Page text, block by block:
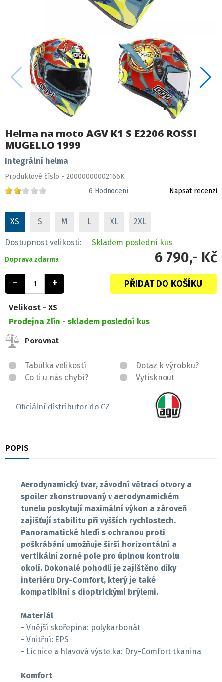
Helma na moto AGV K1 S E2206 ROSSI
MUGELLO 1999
Integrální helma
Produktové číslo - 20000000002166K
6 Hodnocení Napsat recenzi
XS S M L XL 2XL
Dostupnost velikosti: Skladem poslední kus
Doprava zdarma 6 790,- Kč
- + PŘIDAT DO KOŠÍKU
Velikost - XS
Prodejna Zlín - skladem poslední kus
Porovnat
Tabulka velikostí
Co ti u nás chybí?
Dotaz k výrobku?
Vytisknout
Oficiální distributor do CZ
POPIS
Aerodynamický tvar, závodní větrací otvory a
spoiler zkonstruovaný v aerodynamickém
tunelu poskytují maximální výkon a zároveň
zajišťují stabilitu při vyšších rychlostech.
Panoramatické hledí s ochranou proti
poškrábání umožňuje širší horizontální a
vertikální zorné pole pro úplnou kontrolu
okolí. Dokonalé pohodlí je zajištěno díky
interiéru Dry-Comfort, který je také
kompatibilní s dioptrickými brýlemi.
Materiál
- Vnější skořepina: polykarbonát
- Vnitřní: EPS
- Lícnice a hlavová výstelka: Dry-Comfort tkanina
Komfort